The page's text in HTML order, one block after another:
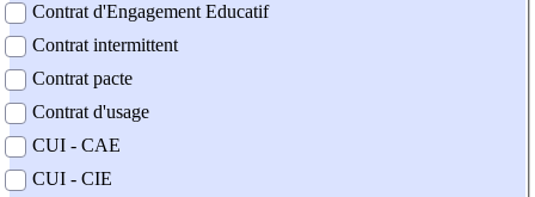
Contrat d'Engagement Educatif
Contrat intermittent
Contrat pacte
Contrat d'usage
CUI - CAE
CUI - CIE